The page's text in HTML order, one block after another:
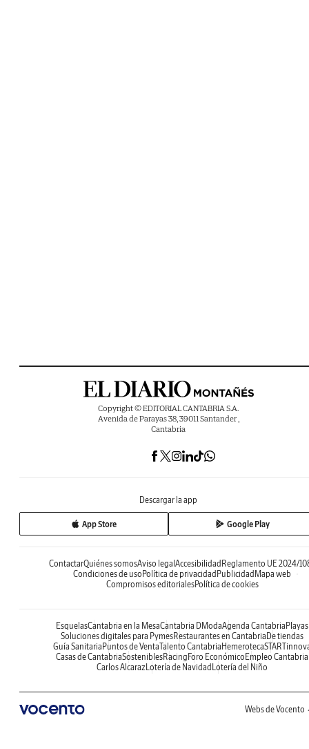
Copyright © EDITORIAL CANTABRIA S.A.
Avenida de Parayas 38, 39011 Santander ,
Cantabria
Descargar la app
App Store Google Play
ContactarQuiénes somosAviso legal Accesibilidad Reglamento UE 2024/
Condiciones de uso Política de privacidad Publicidad Mapa web
Compromisos editorialesPolítica de cookies
EsquelasCantabria en la MesaCantabria DModaAgenda Cantabria Playas
Soluciones digitales para PymesRestaurantes en Cantabria De tiendas
Guía Sanitaria Puntos de VentaTalento Cantabria Hemeroteca
Casas de CantabriaSosteniblesRacing Foro Económico Empleo Cantabria
Carlos AlcarazLotería de Navidad Lotería del Niño
Webs de Vocento